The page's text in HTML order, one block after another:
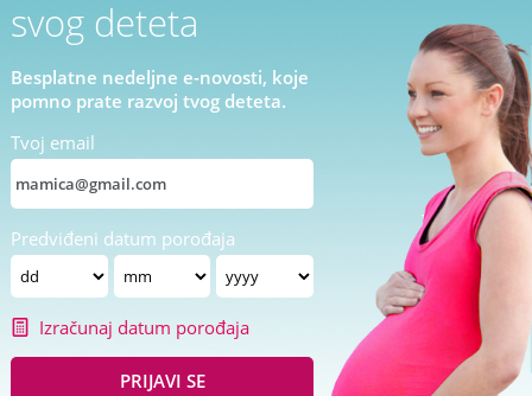
svog deteta
Besplatne nedeljne e-novosti, koje
pomno prate razvoj tvog deteta.
Tvoj email
Predviđeni datum porođaja
Izračunaj datum porođaja
PRIJAVI SE